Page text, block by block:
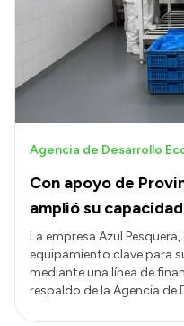
Con apoyo de
amplió su
Agencia de Desarrollo
La empresa Azul
equipamiento clave para
mediante una línea de
respaldo de la Agencia de